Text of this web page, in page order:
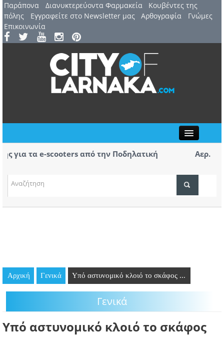
Παράπονα Διανυκτερεύοντα Φαρμακεία
Kουβέντες της
πόλης
Εγγραφείτε στο Newsletter μας Αρθογραφία
Γνώμες
Επικοινωνία
ΤΟΠΙΚΑ ΝΕΑ
ΘΕΣΕΙΣ ΕΡΓΑΣΙΑΣ
ΠΡΟΣΩΠΑ
τα e-scooters από την Ποδηλατική
Αερ.
(ΒΙΝΤΕΟ)
Αρχική Γενικά Υπό αστυνομικό κλοιό το σκάφος ...
Γενικά
Υπό αστυνομικό κλοιό το σκάφος